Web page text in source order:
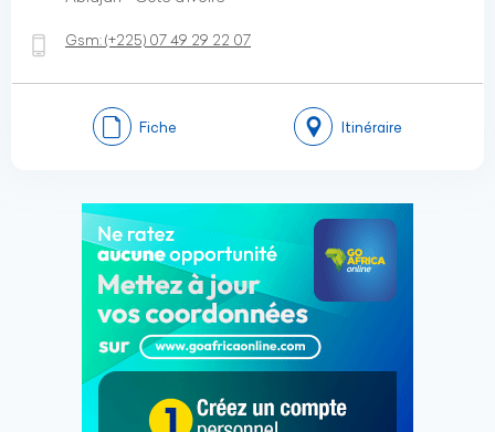
Gsm:(+225) 07 49 29 22 07
Fiche Itinéraire